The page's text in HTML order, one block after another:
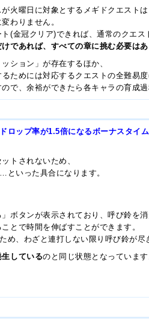
火曜日に対象とするメギドクエスト
わりません。
(金冠クリア)できれば、通常のクエス
であれば、すべての章に挑む必要はあ
ション」が存在するほか、
ためには対応するクエストの全難易
で、余裕ができたら各キャラの育成
ドロップ率が1.5倍になるボーナスタイム
トされないため、
いった具合になります。
ボタンが表示されており、呼び鈴を
とで時間を伸ばすことができます。
、わざと連打しない限り呼び鈴が尽
しているのと同じ状態となっています